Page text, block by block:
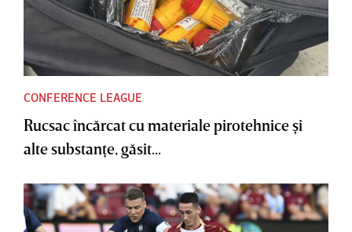
CONFERENCE LEAGUE
Rucsac încărcat cu materiale pirotehnice şi
alte substanţe, găsit...